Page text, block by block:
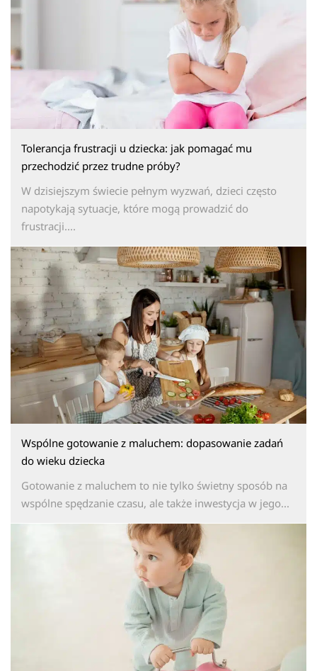
Tolerancja frustracji u dziecka: jak pomagać mu
przechodzić przez trudne próby?
W dzisiejszym świecie pełnym wyzwań, dzieci często
napotykają sytuacje, które mogą prowadzić do
frustracji....
Wspólne gotowanie z maluchem: dopasowanie zadań
do wieku dziecka
Gotowanie z maluchem to nie tylko świetny sposób na
wspólne spędzanie czasu, ale także inwestycja w jego...